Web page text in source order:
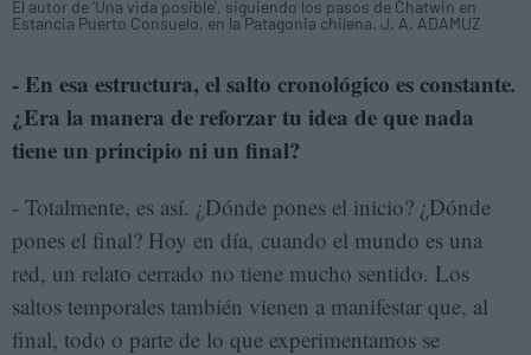
El autor de 'Una vida posible', siguiendo los pasos de Chatwin en
Estancia Puerto Consuelo, en la Patagonia chilena. J. A. ADAMUZ
- En esa estructura, el salto cronológico es constante.
¿Era la manera de reforzar tu idea de que nada
tiene un principio ni un final?
- Totalmente, es así. ¿Dónde pones el inicio? ¿Dónde
pones el final? Hoy en día, cuando el mundo es una
red, un relato cerrado no tiene mucho sentido. Los
saltos temporales también vienen a manifestar que, al
final, todo o parte de lo que experimentamos se